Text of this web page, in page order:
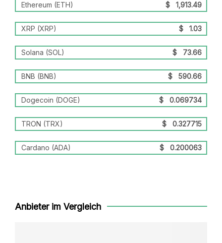
Ethereum (ETH) $ 1,913.49
XRP (XRP) $ 1.03
Solana (SOL) $ 73.66
BNB (BNB) $ 590.66
Dogecoin (DOGE) $ 0.069734
TRON (TRX) $ 0.327715
Cardano (ADA) $ 0.200063
Anbieter im Vergleich